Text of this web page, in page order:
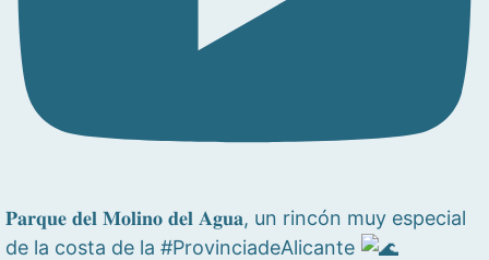
𝐏𝐚𝐫𝐪𝐮𝐞 𝐝𝐞𝐥 𝐌𝐨𝐥𝐢𝐧𝐨 𝐝𝐞𝐥 𝐀𝐠𝐮𝐚, un rincón muy especial
de la costa de la #ProvinciadeAlicante